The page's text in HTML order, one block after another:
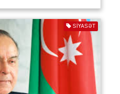
SIYASƏT